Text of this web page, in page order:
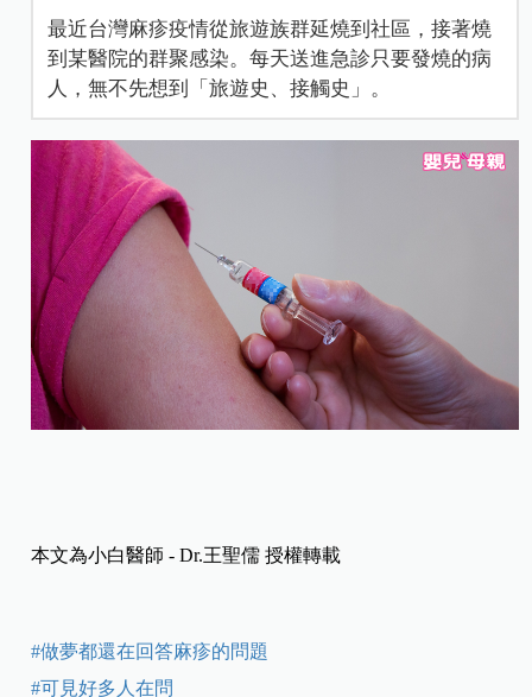
最近台灣麻疹疫情從旅遊族群延燒到社區，接著燒
到某醫院的群聚感染。每天送進急診只要發燒的病
人，無不先想到「旅遊史、接觸史」。
本文為小白醫師 - Dr.王聖儒 授權轉載
#做夢都還在回答麻疹的問題
#可見好多人在問